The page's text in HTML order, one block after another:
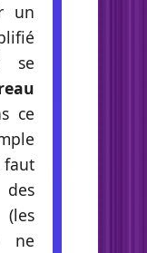
un
se
ce
faut
(les
ne